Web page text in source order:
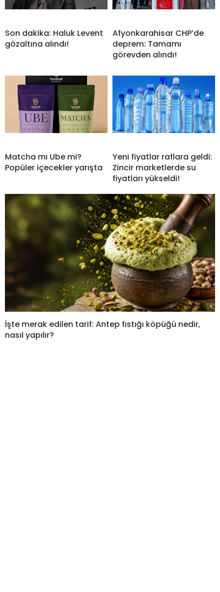
Son dakika: Haluk Levent
gözaltına alındı!
Afyonkarahisar CHP’de
deprem: Tamamı
görevden alındı!
Matcha mı Ube mi?
Popüler içecekler yarışta
Yeni fiyatlar raflara geldi:
Zincir marketlerde su
fiyatları yükseldi!
İşte merak edilen tarif: Antep fıstığı köpüğü nedir,
nasıl yapılır?